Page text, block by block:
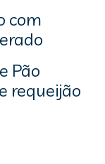
com
Pão
requeijão